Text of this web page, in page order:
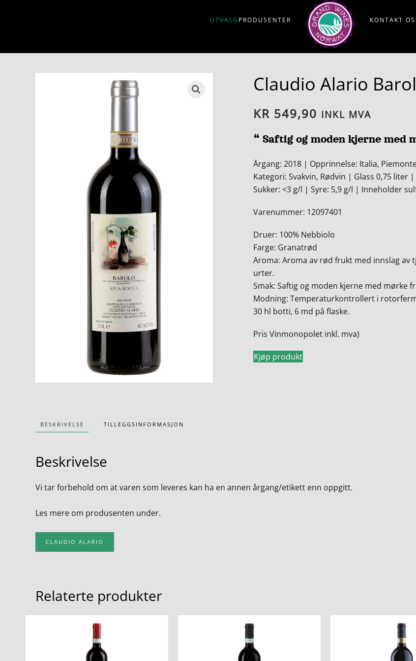
UTVALG PRODUSENTER KONTAKT
Claudio Alario
KR 549,90 INKL MVA
❝ Saftig og moden kjerne med
Årgang: 2018 | Opprinnelse: Italia,
Kategori: Svakvin, Rødvin | Glass 0,75 liter |
Sukker: <3 g/l | Syre: 5,9 g/l | Inneholder
Varenummer: 12097401
Druer: 100% Nebbiolo
Farge: Granatrød
Aroma: Aroma av rød frukt med innslag
urter.
Smak: Saftig og moden kjerne med mørke
Modning: Temperaturkontrollert i
30 hl botti, 6 md på flaske.
Pris Vinmonopolet inkl. mva)
Kjøp produkt
BESKRIVELSE TILLEGGSINFORMASJON
Beskrivelse
Vi tar forbehold om at varen som leveres kan ha en annen årgang/etikett enn oppgitt.
Les mere om produsenten under.
CLAUDIO ALARIO
Relaterte produkter